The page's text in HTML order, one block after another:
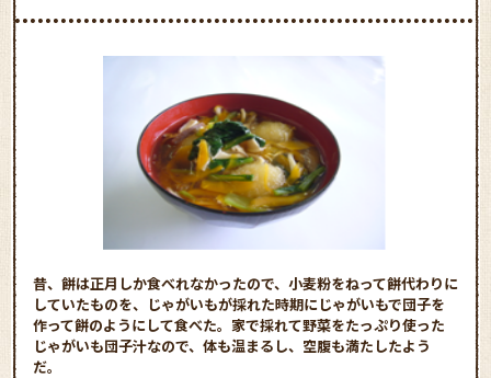
昔、餅は正月しか食べれなかったので、小麦粉をねって餅代わりに
していたものを、じゃがいもが採れた時期にじゃがいもで団子を
作って餅のようにして食べた。家で採れて野菜をたっぷり使った
じゃがいも団子汁なので、体も温まるし、空腹も満たしたよう
だ。